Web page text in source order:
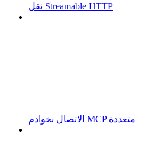
نقل Streamable HTTP
الاتصال بخوادم MCP متعددة